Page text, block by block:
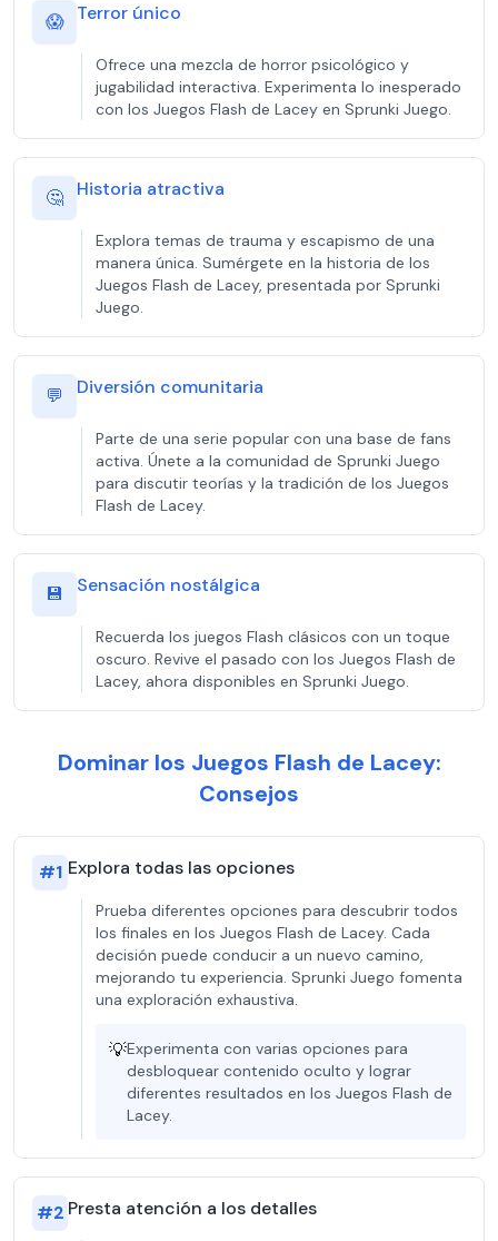
😱 Terror único
Ofrece una mezcla de horror psicológico y
jugabilidad interactiva. Experimenta lo inesperado
con los Juegos Flash de Lacey en Sprunki Juego.
🤔 Historia atractiva
Explora temas de trauma y escapismo de una
manera única. Sumérgete en la historia de los
Juegos Flash de Lacey, presentada por Sprunki
Juego.
💬 Diversión comunitaria
Parte de una serie popular con una base de fans
activa. Únete a la comunidad de Sprunki Juego
para discutir teorías y la tradición de los Juegos
Flash de Lacey.
💾 Sensación nostálgica
Recuerda los juegos Flash clásicos con un toque
oscuro. Revive el pasado con los Juegos Flash de
Lacey, ahora disponibles en Sprunki Juego.
Dominar los Juegos Flash de Lacey:
Consejos
#1 Explora todas las opciones
Prueba diferentes opciones para descubrir todos
los finales en los Juegos Flash de Lacey. Cada
decisión puede conducir a un nuevo camino,
mejorando tu experiencia. Sprunki Juego fomenta
una exploración exhaustiva.
💡Experimenta con varias opciones para
desbloquear contenido oculto y lograr
diferentes resultados en los Juegos Flash de
Lacey.
#2 Presta atención a los detalles